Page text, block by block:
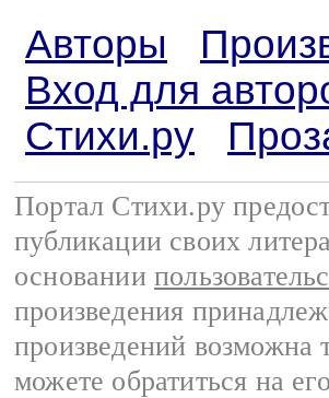
Авторы
Вход для
Стихи.ру
Портал Стихи.ру
публикации своих
основании
произведения
произведений возможна
можете обратиться на